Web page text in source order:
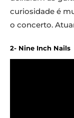
curiosidade é
o concerto.
2- Nine Inch Nails